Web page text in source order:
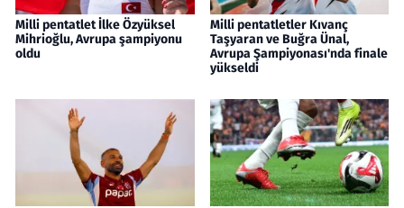
Milli pentatlet İlke Özyüksel
Mihrioğlu, Avrupa şampiyonu
oldu
Milli pentatletler Kıvanç
Taşyaran ve Buğra Ünal,
Avrupa Şampiyonası'nda finale
yükseldi